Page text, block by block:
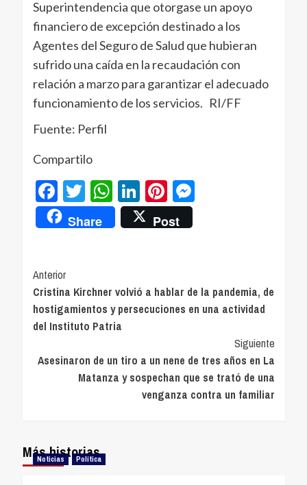
Superintendencia que otorgase un apoyo
financiero de excepción destinado a los
Agentes del Seguro de Salud que hubieran
sufrido una caída en la recaudación con
relación a marzo para garantizar el adecuado
funcionamiento de los servicios. RI/FF
Fuente: Perfil
Compartilo
Facebook
Twitter
WhatsApp
LinkedIn
Pinterest
Messenger
Share Post
Navegación
de
entradas
Anterior
Cristina Kirchner volvió a hablar de la pandemia, de
hostigamientos y persecuciones en una actividad
del Instituto Patria
Siguiente
Asesinaron de un tiro a un nene de tres años en La
Matanza y sospechan que se trató de una
venganza contra un familiar
Más historias
Noticias Política